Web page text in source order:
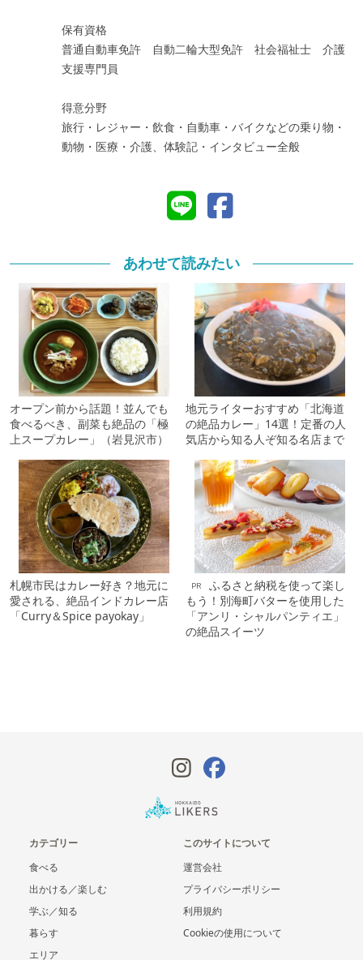
保有資格
普通自動車免許 自動二輪大型免許 社会福祉士 介護
支援専門員
得意分野
旅行・レジャー・飲食・自動車・バイクなどの乗り物・
動物・医療・介護、体験記・インタビュー全般
あわせて読みたい
オープン前から話題！並んでも
食べるべき、副菜も絶品の「極
上スープカレー」（岩見沢市）
地元ライターおすすめ「北海道
の絶品カレー」14選！定番の人
気店から知る人ぞ知る名店まで
札幌市民はカレー好き？地元に
愛される、絶品インドカレー店
「Curry＆Spice payokay」
PR
ふるさと納税を使って楽し
もう！別海町バターを使用した
「アンリ・シャルパンティエ」
の絶品スイーツ
カテゴリー
食べる
出かける／楽しむ
学ぶ／知る
暮らす
エリア
このサイトについて
運営会社
プライバシーポリシー
利用規約
Cookieの使用について